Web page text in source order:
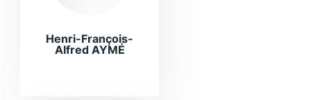
Henri-François-
Alfred AYMÉ